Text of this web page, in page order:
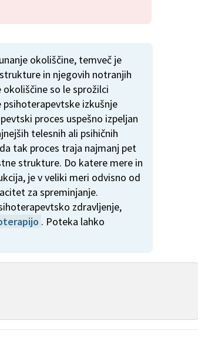
okoliščine, temveč je
in njegovih notranjih
okoliščine so le sprožilci
izkušnje
proces uspešno izpeljan
telesnih ali psihičnih
tak proces traja najmanj pet
strukture. Do katere mere in
je v veliki meri odvisno od
za spreminjanje.
zdravljenje,
. Poteka lahko